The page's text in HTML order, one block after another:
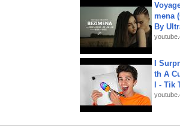
mena
By
I
th A
l - Tik